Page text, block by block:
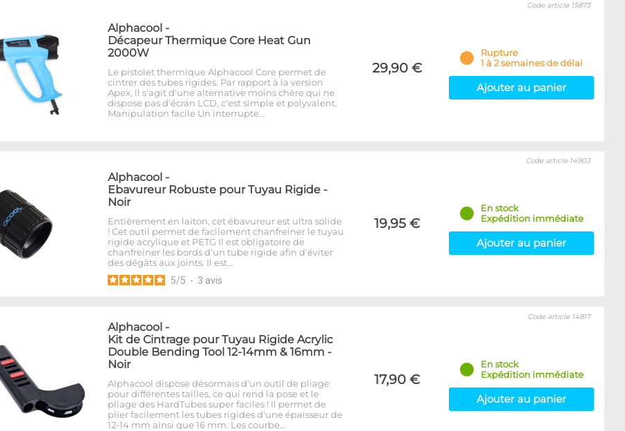
Alphacool -
Décapeur Thermique Core Heat Gun
2000W
Le pistolet thermique Alphacool Core permet de
cintrer des tubes rigides. Par rapport à la version
Apex, il s'agit d'une alternative moins chère qui ne
dispose pas d'écran LCD, c'est simple et polyvalent.
Manipulation facile Un interrupte…
29,90 €
Code article 15873
Rupture
1 à 2 semaines de délai
Ajouter au panier
Alphacool -
Ebavureur Robuste pour Tuyau Rigide -
Noir
Entièrement en laiton, cet ébavureur est ultra solide
! Cet outil permet de facilement chanfreiner le tuyau
rigide acrylique et PETG Il est obligatoire de
chanfreiner les bords d'un tube rigide afin d'éviter
des dégâts aux joints. Il est…
5/5 - 3 avis
19,95 €
Code article 14903
En stock
Expédition immédiate
Ajouter au panier
Alphacool -
Kit de Cintrage pour Tuyau Rigide Acrylic
Double Bending Tool 12-14mm & 16mm -
Noir
Alphacool dispose désormais d'un outil de pliage
pour différentes tailles, ce qui rend la pose et le
pliage des HardTubes super faciles ! Il permet de
plier facilement les tubes rigides d'une épaisseur de
12-14 mm ainsi que 16 mm. Les courbe…
17,90 €
Code article 14817
En stock
Expédition immédiate
Ajouter au panier